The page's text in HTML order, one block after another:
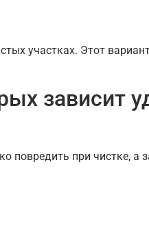
участках. Этот
зависит
повредить при чистке, а